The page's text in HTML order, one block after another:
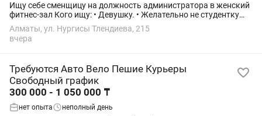
Ищу себе сменщицу на должность администратора в женский
фитнес-зал Кого ищу: • Девушку. • Желательно не студентку
(но рассмотрим всех кандидатов). • Ответственную,
доброжелательную и...
Алматы, ул. Нургисы Тлендиева, 215
вчера
Требуются Авто Вело Пешие Курьеры
Свободный график
300 000 - 1 050 000 ₸
нет опыта неполный день